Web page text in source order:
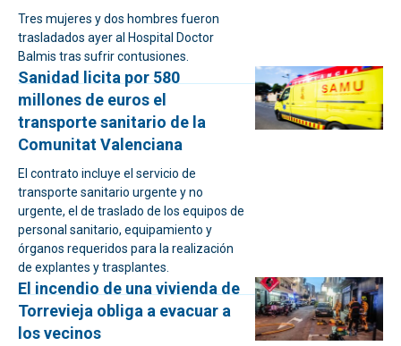
Tres mujeres y dos hombres fueron
trasladados ayer al Hospital Doctor
Balmis tras sufrir contusiones.
Sanidad licita por 580
millones de euros el
transporte sanitario de la
Comunitat Valenciana
El contrato incluye el servicio de
transporte sanitario urgente y no
urgente, el de traslado de los equipos de
personal sanitario, equipamiento y
órganos requeridos para la realización
de explantes y trasplantes.
El incendio de una vivienda de
Torrevieja obliga a evacuar a
los vecinos